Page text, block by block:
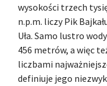
wysokości trzech
n.p.m. liczy Pik
Uła. Samo lustro
456 metrów, a więc
liczbami
definiuje jego